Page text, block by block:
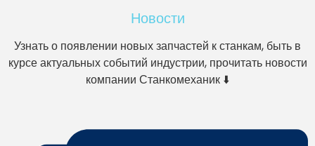
Новости
Узнать о появлении новых запчастей к станкам, быть в
курсе актуальных событий индустрии, прочитать новости
компании Станкомеханик ⬇️